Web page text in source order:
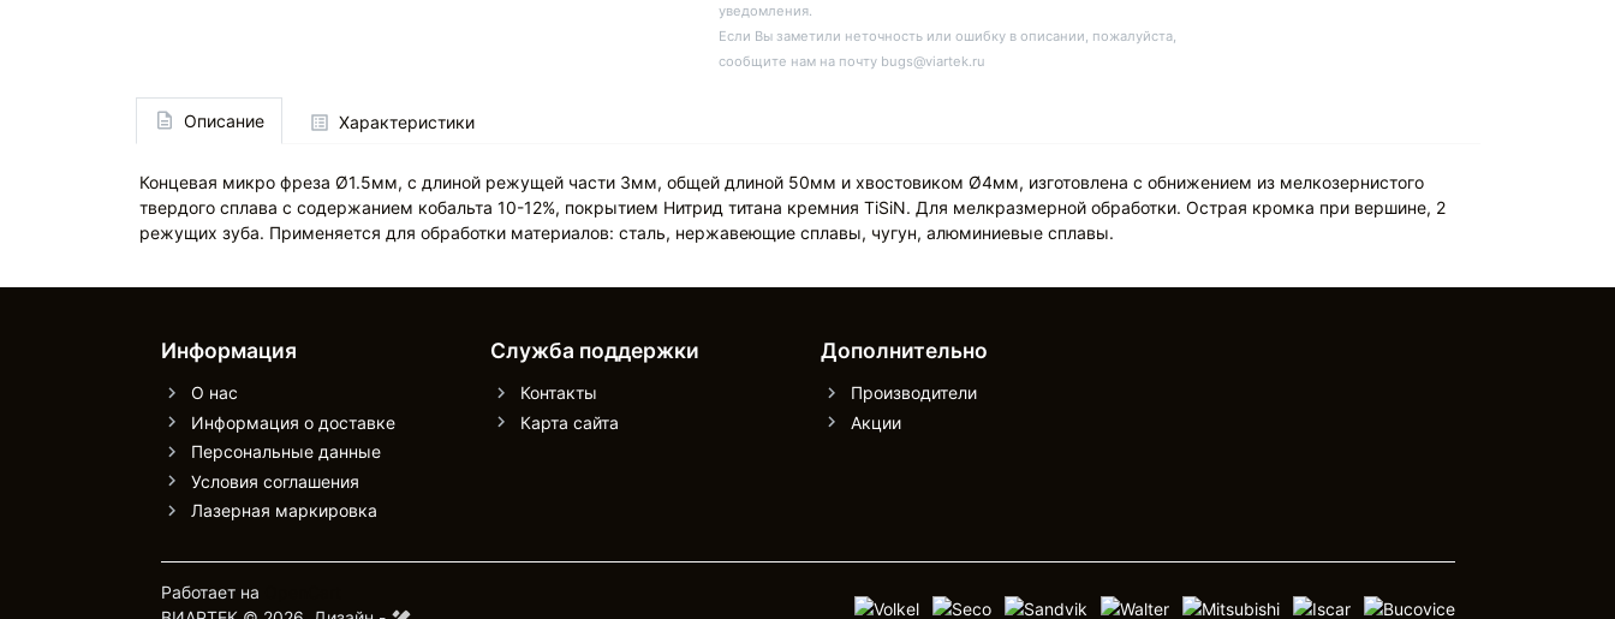
уведомления.
Если Вы заметили неточность или ошибку в описании, пожалуйста,
сообщите нам на почту bugs@viartek.ru
Описание Характеристики
Концевая микро фреза Ø1.5мм, с длиной режущей части 3мм, общей длиной 50мм и хвостовиком Ø4мм, изготовлена с обнижением из мелкозернистого
твердого сплава с содержанием кобальта 10-12%, покрытием Нитрид титана кремния TiSiN. Для мелкразмерной обработки. Острая кромка при вершине, 2
режущих зуба. Применяется для обработки материалов: сталь, нержавеющие сплавы, чугун, алюминиевые сплавы.
Информация
О нас
Информация о доставке
Персональные данные
Условия соглашения
Лазерная маркировка
Служба поддержки
Контакты
Карта сайта
Дополнительно
Производители
Акции
Работает на